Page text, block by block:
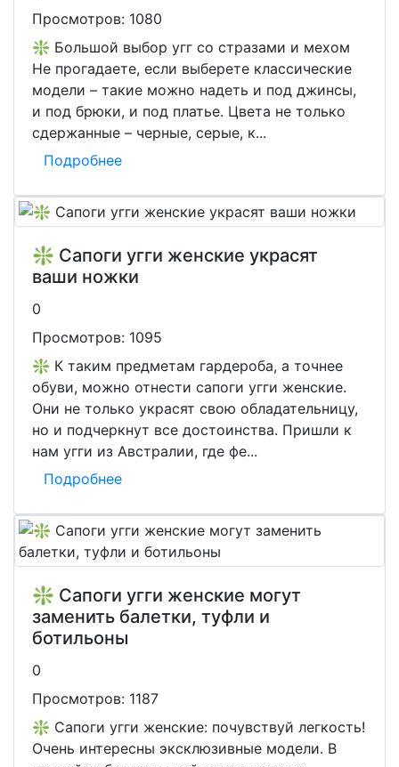
Просмотров: 1080
❇️ Большой выбор угг со стразами и мехом
Не прогадаете, если выберете классические
модели – такие можно надеть и под джинсы,
и под брюки, и под платье. Цвета не только
сдержанные – черные, серые, к...
Подробнее
❇️ Сапоги угги женские украсят
ваши ножки
0
Просмотров: 1095
❇️ К таким предметам гардероба, а точнее
обуви, можно отнести сапоги угги женские.
Они не только украсят свою обладательницу,
но и подчеркнут все достоинства. Пришли к
нам угги из Австралии, где фе...
Подробнее
❇️ Сапоги угги женские могут
заменить балетки, туфли и
ботильоны
0
Просмотров: 1187
❇️ Сапоги угги женские: почувствуй легкость!
Очень интересны эксклюзивные модели. В